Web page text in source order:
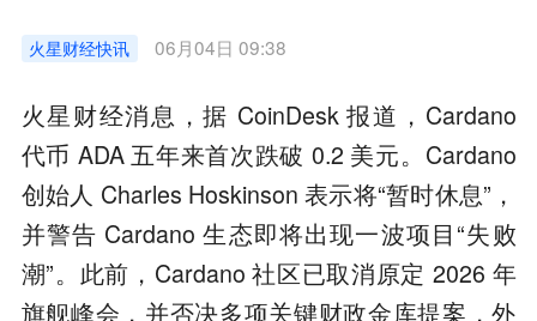
火星财经快讯 06月04日 09:38
火星财经消息，据 CoinDesk 报道，Cardano
代币 ADA 五年来首次跌破 0.2 美元。Cardano
创始人 Charles Hoskinson 表示将“暂时休息”，
并警告 Cardano 生态即将出现一波项目“失败
潮”。此前，Cardano 社区已取消原定 2026 年
旗舰峰会，并否决多项关键财政金库提案，外